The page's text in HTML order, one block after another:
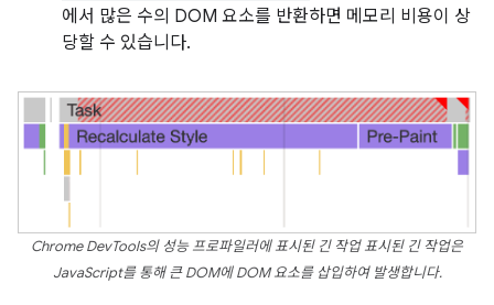
에서 많은 수의 DOM 요소를 반환하면 메모리 비용이 상
당할 수 있습니다.
Chrome DevTools의 성능 프로파일러에 표시된 긴 작업 표시된 긴 작업은
JavaScript를 통해 큰 DOM에 DOM 요소를 삽입하여 발생합니다.